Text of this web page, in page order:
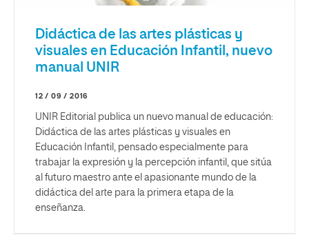
Didáctica de las artes plásticas y
visuales en Educación Infantil, nuevo
manual UNIR
12 / 09 / 2016
UNIR Editorial publica un nuevo manual de educación:
Didáctica de las artes plásticas y visuales en
Educación Infantil, pensado especialmente para
trabajar la expresión y la percepción infantil, que sitúa
al futuro maestro ante el apasionante mundo de la
didáctica del arte para la primera etapa de la
enseñanza.